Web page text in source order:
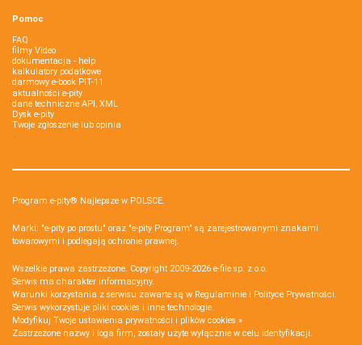
Pomoc
FAQ
filmy Video
dokumentacja - help
kalkulatory podatkowe
darmowy e-book PIT-11
aktualności e-pity
dane techniczne API, XML
Dysk e-pity
Twoje zgłoszenie lub opinia
Program e-pity® Najlepsze w POLSCE.
Marki: "e-pity po prostu" oraz "e-pity Program" są zarejestrowanymi znakami
towarowymi i podlegają ochronie prawnej.
Wszelkie prawa zastrzeżone. Copyright 2009-2026 e-file sp. z o.o.
Serwis ma charakter informacyjny.
Warunki korzystania z serwisu zawarte są w Regulaminie i Polityce Prywatności.
Serwis wykorzystuje pliki cookies i inne technologie.
Modyfikuj Twoje ustawienia prywatności i plików cookies »
Zastrzeżone nazwy i loga firm, zostały użyte wyłącznie w celu identyfikacji.